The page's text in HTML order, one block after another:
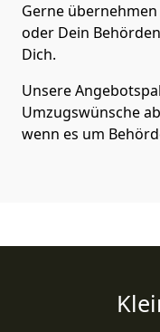
Gerne
oder Dein
Dich.
Unsere
Umzugswünsche
wenn es um